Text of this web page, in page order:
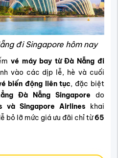
đi Singapore hôm nay
vé máy bay từ Đà Nẵng đi
vào các dịp lễ, hè và cuối
biến động liên tục, đặc biệt
Đà Nẵng Singapore do
và Singapore Airlines khai
bỏ lỡ mức giá ưu đãi chỉ từ65